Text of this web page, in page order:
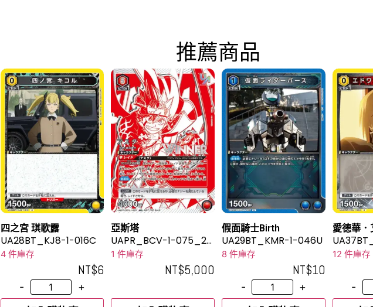
推薦商品
四之宮 琪歌露
UA28BT_KJ8-1-016C
4 件庫存
NT$6
-
+
亞斯塔
UAPR_BCV-1-075_2U
R1 件庫存
NT$5,000
假面騎士Birth
UA29BT_KMR-1-046U
8 件庫存
NT$10
-
+
愛德華．
12 件庫存
-